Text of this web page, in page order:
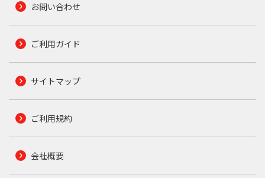
お問い合わせ
ご利用ガイド
サイトマップ
ご利用規約
会社概要